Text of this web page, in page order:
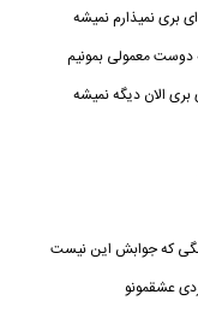
بری نمیذارم نمیشه
دوست معمولی بمونیم
الان دیگه نمیشه
که جوابش این نیست
عشقمونو